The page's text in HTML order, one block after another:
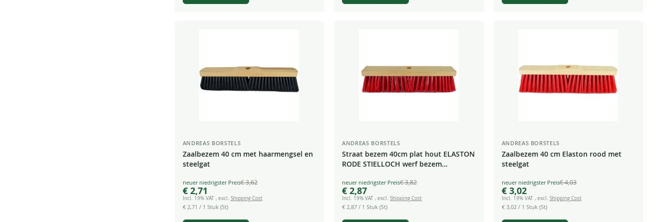
ANDREAS BORSTELS
Zaalbezem 40 cm met haarmengsel en
steelgat
Special
Price
€ 2,71
€ 3,62
Incl. 19% VAT , excl. Shipping Cost
€ 2,71 / 1 Stuk (St)
ANDREAS BORSTELS
Straat bezem 40cm plat hout ELASTON
RODE STIELLOCH werf bezem
Special
Price
€ 2,87
€ 3,82
Incl. 19% VAT,excl.Shipping Cost
€ 2,87 / 1 Stuk (St)
ANDREAS BORSTELS
Zaalbezem 40 cm Elaston rood met
steelgat
Special
Price
€ 3,02
€ 4,03
Incl. 19% VAT , excl. Shipping Cost
€ 3,02/ 1 Stuk (St)